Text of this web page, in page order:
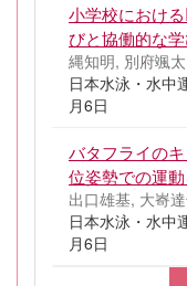
小学校におけ
びと協働的な
縄知明, 別府颯
日本水泳・水中
月6日
バタフライの
位姿勢での運
出口雄基, 大㟢
日本水泳・水中
月6日